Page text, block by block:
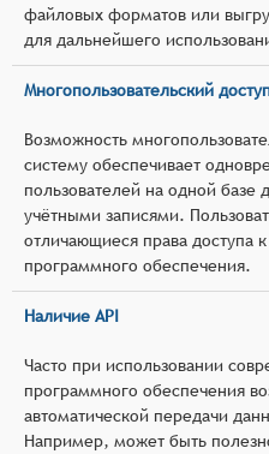
файловых форматов или
для дальнейшего
Многопользовательский
Возможность
систему обеспечивает
пользователей на одной
учётными записями.
отличающиеся права доступа
программного обеспечения.
Наличие API
Часто при использовании
программного обеспечения
автоматической передачи
Например, может быть